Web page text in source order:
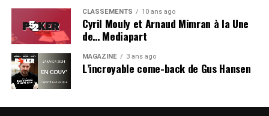
CLASSEMENTS 10 ans ago
Cyril Mouly et Arnaud Mimran à la Une
de… Mediapart
MAGAZINE 3 ans ago
L’incroyable come-back de Gus Hansen